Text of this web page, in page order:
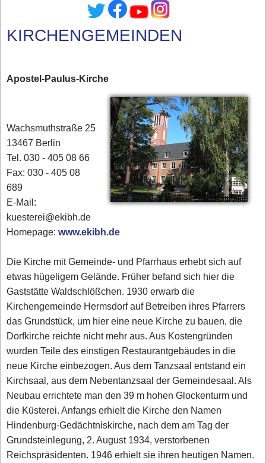
KIRCHENGEMEINDEN
Apostel-Paulus-Kirche
Wachsmuthstraße 25
13467 Berlin
Tel. 030 - 405 08 66
Fax: 030 - 405 08
689
E-Mail:
kuesterei@ekibh.de
Homepage:www.ekibh.de
Die Kirche mit Gemeinde- und Pfarrhaus erhebt sich auf
etwas hügeligem Gelände. Früher befand sich hier die
Gaststätte Waldschlößchen. 1930 erwarb die
Kirchengemeinde Hermsdorf auf Betreiben ihres Pfarrers
das Grundstück, um hier eine neue Kirche zu bauen, die
Dorfkirche reichte nicht mehr aus. Aus Kostengründen
wurden Teile des einstigen Restaurantgebäudes in die
neue Kirche einbezogen. Aus dem Tanzsaal entstand ein
Kirchsaal, aus dem Nebentanzsaal der Gemeindesaal. Als
Neubau errichtete man den 39 m hohen Glockenturm und
die Küsterei. Anfangs erhielt die Kirche den Namen
Hindenburg-Gedächtniskirche, nach dem am Tag der
Grundsteinlegung, 2. August 1934, verstorbenen
Reichspräsidenten. 1946 erhielt sie ihren heutigen Namen.